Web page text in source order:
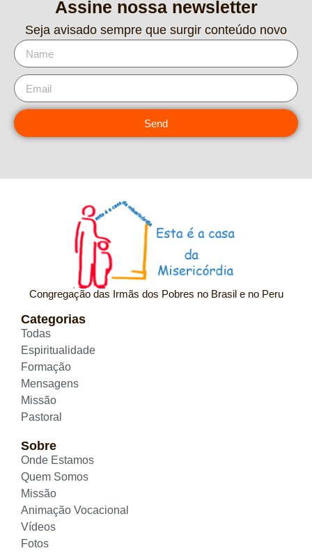
Assine nossa newsletter
Seja avisado sempre que surgir conteúdo novo
Send
Congregação das Irmãs dos Pobres no Brasil e no Peru
Categorias
Todas
Espiritualidade
Formação
Mensagens
Missão
Pastoral
Sobre
Onde Estamos
Quem Somos
Missão
Animação Vocacional
Vídeos
Fotos